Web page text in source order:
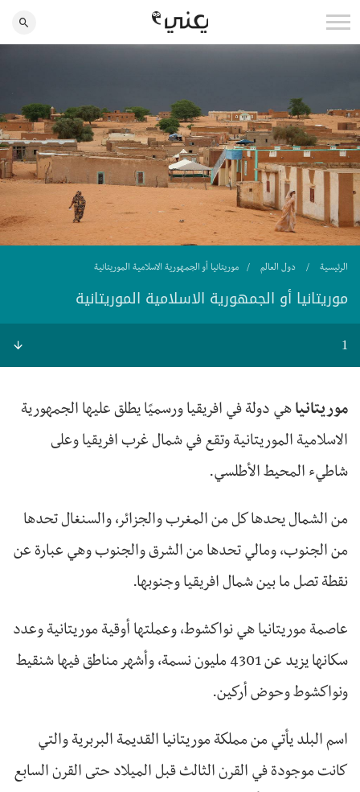
الرئيسية دول العالم موريتانيا أو الجمهورية الاسلامية الموريتانية
موريتانيا أو الجمهورية الاسلامية الموريتانية
1
موريتانيا هي دولة في افريقيا ورسميًا يطلق عليها الجمهورية
الاسلامية الموريتانية وتقع في شمال غرب افريقيا وعلى
شاطيء المحيط الأطلسي.
من الشمال يحدها كل من المغرب والجزائر، والسنغال تحدها
من الجنوب، ومالي تحدها من الشرق والجنوب وهي عبارة عن
نقطة تصل ما بين شمال افريقيا وجنوبها.
عاصمة موريتانيا هي نواكشوط، وعملتها أوقية موريتانية وعدد
سكانها يزيد عن 4301 مليون نسمة، وأشهر مناطق فيها شنقيط
ونواكشوط وحوض أركين.
اسم البلد يأتي من مملكة موريتانيا القديمة البربرية والتي
كانت موجودة في القرن الثالث قبل الميلاد حتى القرن السابع